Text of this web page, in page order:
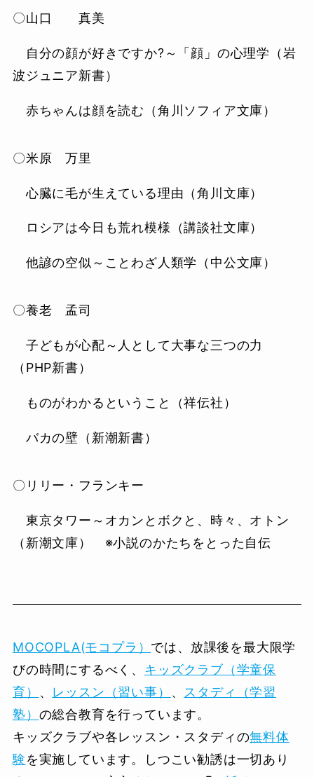
〇山口 真美
自分の顔が好きですか?～「顔」の心理学（岩
波ジュニア新書）
赤ちゃんは顔を読む（角川ソフィア文庫）
〇米原 万里
心臓に毛が生えている理由（角川文庫）
ロシアは今日も荒れ模様（講談社文庫）
他諺の空似～ことわざ人類学（中公文庫）
〇養老 孟司
子どもが心配～人として大事な三つの力
（PHP新書）
ものがわかるということ（祥伝社）
バカの壁（新潮新書）
〇リリー・フランキー
東京タワー～オカンとボクと、時々、オトン
（新潮文庫） ※小説のかたちをとった自伝
MOCOPLA(モコプラ） では、放課後を最大限学
びの時間にするべく、 キッズクラブ（学童保
育）
、 レッスン（習い事） 、
スタディ（学習
塾） の総合教育を行っています。
キッズクラブや各レッスン・スタディの無料体
験を実施しています。しつこい勧誘は一切あり